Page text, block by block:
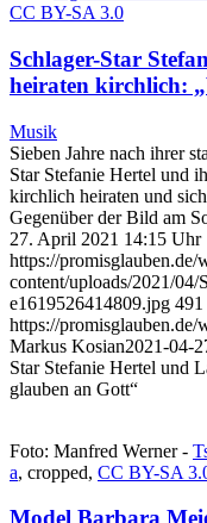
CC BY-SA 3.0
Schlager-Star
heiraten kirchlich:
Musik
Sieben Jahre nach ihrer
Star Stefanie Hertel und
kirchlich heiraten und
Gegenüber der Bild am
27. April 2021 14:15 Uhr
https://promisglauben.de/
content/uploads/2021/
e1619526414809.jpg 491
https://
Markus Kosian2021-04-
Star Stefanie Hertel und
glauben an Gott“
Foto: Manfred Werner -
a, cropped, CC BY-SA